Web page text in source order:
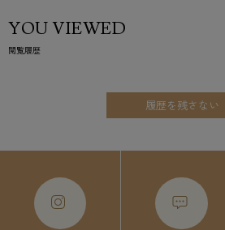
YOU VIEWED
閲覧履歴
履歴を残さない